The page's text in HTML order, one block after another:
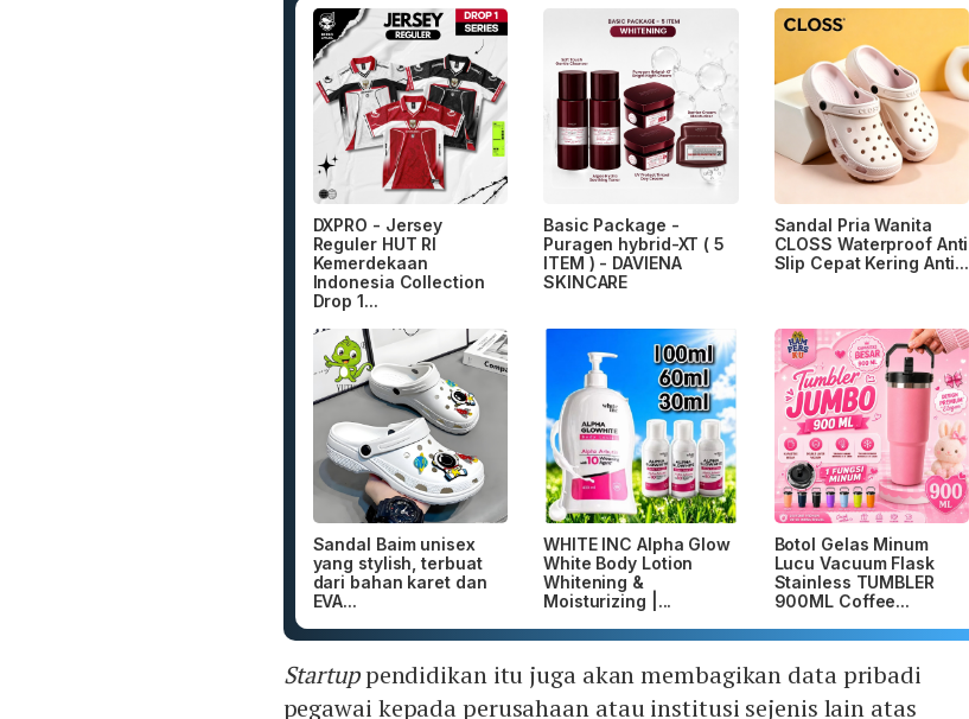
DXPRO - Jersey
Reguler HUT RI
Kemerdekaan
Indonesia Collection
Drop 1...
Basic Package -
Puragen hybrid-XT ( 5
ITEM ) - DAVIENA
SKINCARE
Sandal Pria Wanita
CLOSS Waterproof Anti
Slip Cepat Kering Anti...
Sandal Baim unisex
yang stylish, terbuat
dari bahan karet dan
EVA...
WHITE INC Alpha Glow
White Body Lotion
Whitening &
Moisturizing |...
Botol Gelas Minum
Lucu Vacuum Flask
Stainless TUMBLER
900ML Coffee...
Startuppendidikan itu juga akan membagikan data pribadi
pegawai kepada perusahaan atau institusi sejenis lain atas